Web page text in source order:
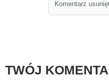
Komentarz
TWÓJ